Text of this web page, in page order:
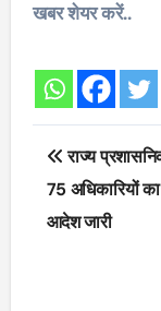
खबर शेयर करें..
Post
राज्य
75 अधिकारियों
आदेश जारी